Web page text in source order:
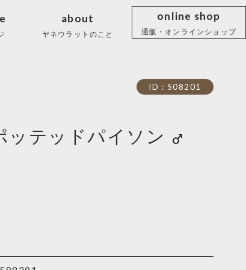
about
ヤネウラットのこと
online shop
通販・オンラインショップ
ID：S08201
ッテッドパイソン male